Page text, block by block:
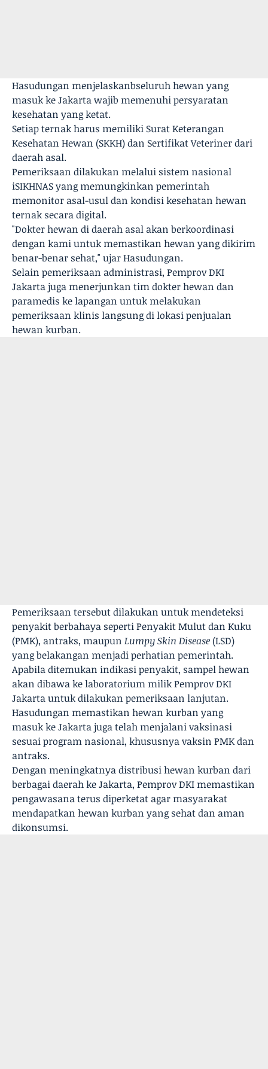
Hasudungan menjelaskanbseluruh hewan yang
masuk ke Jakarta wajib memenuhi persyaratan
kesehatan yang ketat.
Setiap ternak harus memiliki Surat Keterangan
Kesehatan Hewan (SKKH) dan Sertifikat Veteriner dari
daerah asal.
Pemeriksaan dilakukan melalui sistem nasional
iSIKHNAS yang memungkinkan pemerintah
memonitor asal-usul dan kondisi kesehatan hewan
ternak secara digital.
"Dokter hewan di daerah asal akan berkoordinasi
dengan kami untuk memastikan hewan yang dikirim
benar-benar sehat," ujar Hasudungan.
Selain pemeriksaan administrasi, Pemprov DKI
Jakarta juga menerjunkan tim dokter hewan dan
paramedis ke lapangan untuk melakukan
pemeriksaan klinis langsung di lokasi penjualan
hewan kurban.
Pemeriksaan tersebut dilakukan untuk mendeteksi
penyakit berbahaya seperti Penyakit Mulut dan Kuku
(PMK), antraks, maupun Lumpy Skin Disease(LSD)
yang belakangan menjadi perhatian pemerintah.
Apabila ditemukan indikasi penyakit, sampel hewan
akan dibawa ke laboratorium milik Pemprov DKI
Jakarta untuk dilakukan pemeriksaan lanjutan.
Hasudungan memastikan hewan kurban yang
masuk ke Jakarta juga telah menjalani vaksinasi
sesuai program nasional, khususnya vaksin PMK dan
antraks.
Dengan meningkatnya distribusi hewan kurban dari
berbagai daerah ke Jakarta, Pemprov DKI memastikan
pengawasana terus diperketat agar masyarakat
mendapatkan hewan kurban yang sehat dan aman
dikonsumsi.